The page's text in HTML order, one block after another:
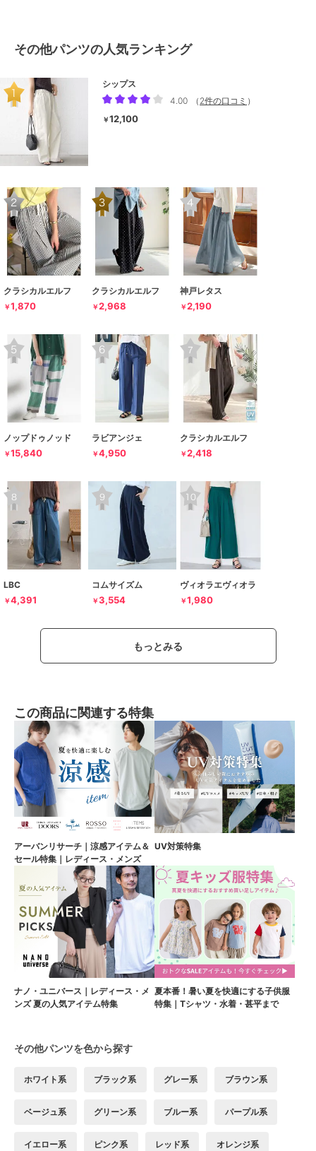
その他パンツの人気ランキング
シップス
4.00
（ 2件の口コミ ）
￥12,100
クラシカルエルフ
￥1,870
クラシカルエルフ
￥2,968
神戸レタス
￥2,190
ノップドゥノッド
￥15,840
ラビアンジェ
￥4,950
クラシカルエルフ
￥2,418
LBC
￥4,391
コムサイズム
￥3,554
ヴィオラエヴィオラ
￥1,980
もっとみる
この商品に関連する特集
アーバンリサーチ｜涼感アイテム＆
セール特集｜レディース・メンズ
UV対策特集
ナノ・ユニバース｜レディース・メ
ンズ 夏の人気アイテム特集
夏本番！暑い夏を快適にする子供服
特集｜Tシャツ・水着・甚平まで
その他パンツを色から探す
ホワイト系 ブラック系 グレー系 ブラウン系
ベージュ系 グリーン系 ブルー系 パープル系
イエロー系 ピンク系 レッド系 オレンジ系